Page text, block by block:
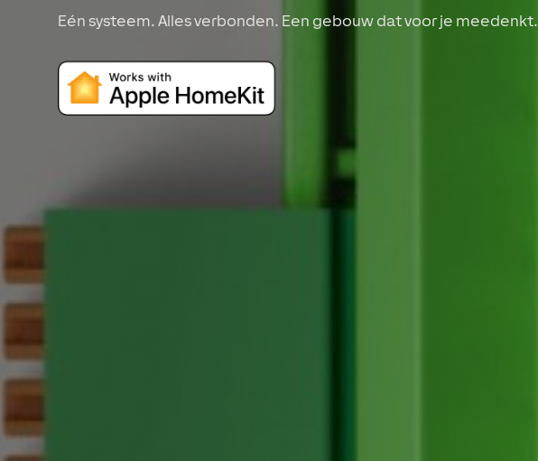
Eén systeem. Alles verbonden. Een gebouw dat voor je meedenkt.